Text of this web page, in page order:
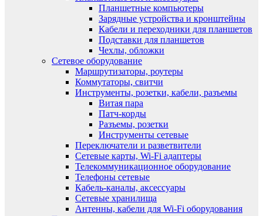
Планшетные компьютеры
Зарядные устройства и кронштейны
Кабели и переходники для планшетов
Подставки для планшетов
Чехлы, обложки
Сетевое оборудование
Маршрутизаторы, роутеры
Коммутаторы, свитчи
Инструменты, розетки, кабели, разъемы
Витая пара
Патч-корды
Разъемы, розетки
Инструменты сетевые
Переключатели и разветвители
Сетевые карты, Wi-Fi адаптеры
Телекоммуникационное оборудование
Телефоны сетевые
Кабель-каналы, аксессуары
Сетевые хранилища
Антенны, кабели для Wi-Fi оборудования